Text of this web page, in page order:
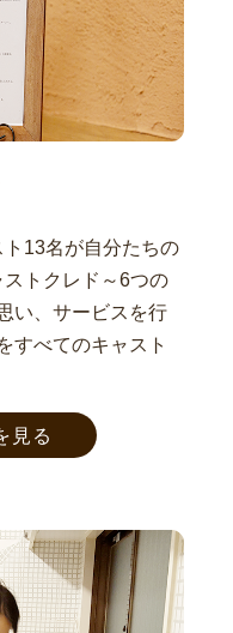
13名が自分たちの
トクレド～6つの
い、サービスを行
すべてのキャスト
見る